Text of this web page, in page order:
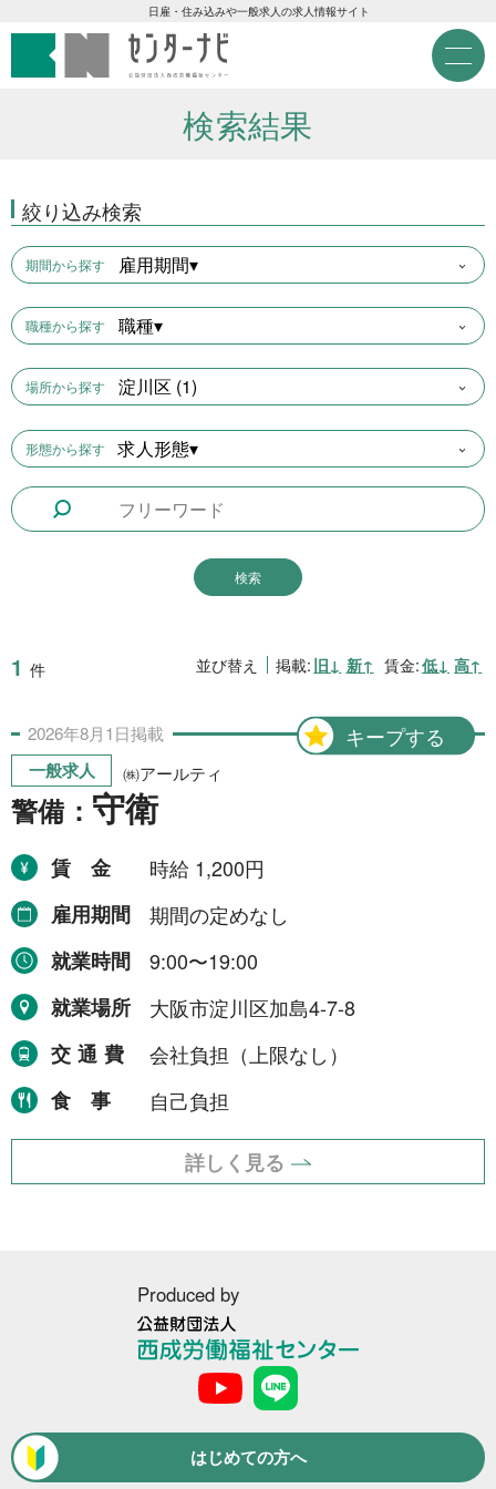
M
e
n
センターナビ 公益財団法
日雇・住み込みや一般求人の求人情報サイト
急募現金求人
急募契約求人
高齢者活躍求人
LINE応募可求人
はじめての方へ
事業主の皆様へ
雇用期間から探す
1日間(8月8日(土))
15日間 3件
20日間
30日間
31日間
2ヶ月間
6ヶ月間
1年間
令和8年9月30日まで
令和8年12月31日まで
令和9年2月28日まで 1件
令和9年3月31日まで 2件
職種から探す
建設・土木・電気工事
警備
検索結果
絞り込み検索
期間から探す 雇用期間▾
職種から探す 職種▾
場所から探す 淀川区 (1)
形態から探す 求人形態▾
1 件 並び替え 掲載: 旧↓ 新↑ 賃金:低↓ 高↑
キープする
2026年8月1日掲載
一般求人 ㈱アールティ
警備： 守衛
賃金
時給 1,200円
雇用期間
期間の定めなし
就業時間
9:00〜19:00
就業場所
大阪市淀川区加島4-7-8
交通費
会社負担（上限なし）
食事
自己負担
詳しく見る
Produced by
団
はじめての方へ